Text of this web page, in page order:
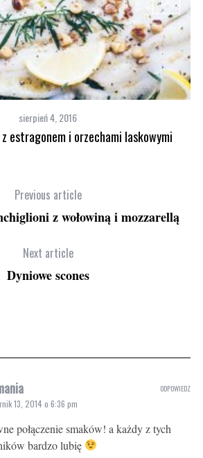
sierpień 4, 2016
estragonem i orzechami laskowymi
Previous article
z wołowiną i mozzarellą
Next article
Dyniowe scones
13, 2014 o 6:36 pm
połączenie smaków! a każdy z tych
bardzo lubię
ODPOWIEDZ